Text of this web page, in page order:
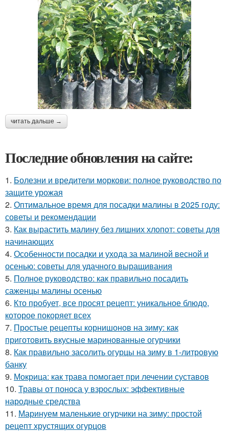
читать дальше →
Последние обновления на сайте:
1. Болезни и вредители моркови: полное руководство по
защите урожая
2. Оптимальное время для посадки малины в 2025 году:
советы и рекомендации
3. Как вырастить малину без лишних хлопот: советы для
начинающих
4. Особенности посадки и ухода за малиной весной и
осенью: советы для удачного выращивания
5. Полное руководство: как правильно посадить
саженцы малины осенью
6. Кто пробует, все просят рецепт: уникальное блюдо,
которое покоряет всех
7. Простые рецепты корнишонов на зиму: как
приготовить вкусные маринованные огурчики
8. Как правильно засолить огурцы на зиму в 1-литровую
банку
9. Мокрица: как трава помогает при лечении суставов
10. Травы от поноса у взрослых: эффективные
народные средства
11. Маринуем маленькие огурчики на зиму: простой
рецепт хрустящих огурцов